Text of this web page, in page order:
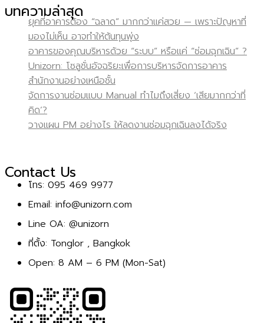
บทความล่าสุด
ยุคที่อาคารต้อง “ฉลาด” มากกว่าแค่สวย — เพราะปัญหาที่
มองไม่เห็น อาจทำให้ต้นทุนพุ่ง
อาคารของคุณบริหารด้วย “ระบบ” หรือแค่ “ซ่อมฉุกเฉิน” ?
Unizorn: โซลูชั่นอัจฉริยะเพื่อการบริหารจัดการอาคาร
สำนักงานอย่างเหนือชั้น
จัดการงานซ่อมแบบ Manual ทำไมถึงเสี่ยง ‘เสียมากกว่าที่
คิด’?
วางแผน PM อย่างไร ให้ลดงานซ่อมฉุกเฉินลงได้จริง
Contact Us
โทร: 095 469 9977
Email: info@unizorn.com
Line OA: @unizorn
ที่ตั้ง: Tonglor , Bangkok
Open: 8 AM – 6 PM (Mon-Sat)